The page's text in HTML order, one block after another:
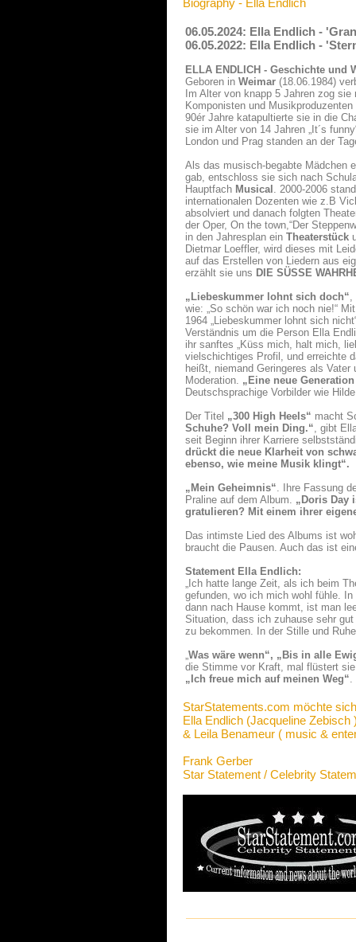
Biography - Ella Endlich
06.05.2024: Ella Endlich -
06.05.2022: Ella Endlich -
ELLA ENDLICH - Geschichte und
Geboren in Weimar (18.06.1984)
Im Alter von knapp 5 Jahren zog
Komponisten und Musikproduzenten
90ér Jahre katapultierte sie in die
sie im Alter von 14 Jahren „It´s
London und Prag standen an der
Als das musisch-begabte Mädchen
gab, entschloss sie sich nach
Hauptfach Musical . 2000-2006
internationalen Dozenten wie z.B
absolviert und danach folgten
der Oper, On the town,“Der
in den Jahresplan ein Theaterstück
Dietmar Loeffler, wird dieses mit
auf das Erstellen von Liedern aus
erzählt sie uns DIE SÜSSE
„Liebeskummer lohnt sich doch“,
wie: „So schön war ich noch nie!“
1964 „Liebeskummer lohnt sich
Verständnis um die Person Ella
ihr sanftes „Küss mich, halt mich,
vielschichtiges Profil, und erreichte
heißt, niemand Geringeres als
Moderation. „Eine neue
Deutschsprachige Vorbilder wie
Der Titel „300 High Heels“ macht
Schuhe? Voll mein Ding.“, gibt
seit Beginn ihrer Karriere
drückt die neue Klarheit von
ebenso, wie meine Musik klingt“.
„Mein Geheimnis“. Ihre Fassung
Praline auf dem Album. „Doris Day
gratulieren? Mit einem ihrer
Das intimste Lied des Albums ist
braucht die Pausen. Auch das ist
Statement Ella Endlich:
„Ich hatte lange Zeit, als ich beim
gefunden, wo ich mich wohl fühle.
dann nach Hause kommt, ist man
Situation, dass ich zuhause sehr
zu bekommen. In der Stille und
„Was wäre wenn“, „Bis in alle
die Stimme vor Kraft, mal flüstert
„Ich freue mich auf meinen Weg“.
StarStatements.com möchte
Ella Endlich (Jacqueline Zebisch
& Leila Benameur ( music &
Frank Gerber
Star Statement / Celebrity